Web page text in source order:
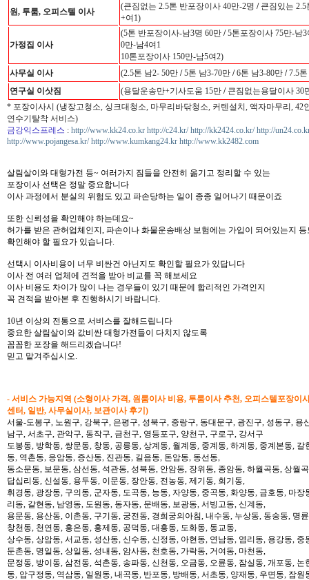
원, 투룸, 오피스텔 이사
(큰짐없는 2.5톤 반포장이사 40만-2명 /큰짐있는 2.5
+여1)
가정집 이사
(5톤 반포장이사-남3명 60만 /5톤포장이사 75만-남3
0만-남4여1
10톤포장이사 150만-남5여2)
사무실 이사
(2.5톤 남2- 50만 /5톤 남3-70만 /6톤 남3-80만 /7.5톤
연구실 이삿짐
(용달운송만+기사도움 15만 /큰짐없는용달이사 30
* 포장이사시 (냉장고청소, 싱크대청소, 마무리바닦청소, 커텐설치, 액자마무리,
연수기탈착 서비스)
금강익스프레스 : http://www.kk24.co.kr http://c24.kr/ http://kk2424.co.kr/ http://
http://www.pojangesa.kr/ http://www.kumkang24.kr http://www.kk2482.com
살림살이와 대형가전 등~ 여러가지 짐들을 안전히 옮기고 정리할 수 있는
포장이사 선택은 정말 중요합니다
이사 과정에서 분실의 위험도 있고 파손당하는 일이 종종 일어나기 때문이죠
또한 신뢰성을 확인해야 하는데요~
허가를 받은 관허업체인지, 파손이나 화물운송배상 보험에는 가입이 되어있는지 등
확인해야 할 필요가 있습니다.
선택시 이사비용이 너무 비싼건 아닌지도 확인할 필요가 있답니다
이사 전 여러 업체에 견적을 받아 비교를 꼭 해보세요
이사 비용도 차이가 많이 나는 경우들이 있기 때문에 합리적인 가격인지
꼭 견적을 받아본 후 진행하시기 바랍니다.
10년 이상의 전통으로 서비스를 잘해드립니다
중요한 살림살이와 값비싼 대형가전들이 다치지 않도록
꼼꼼한 포장을 해드리겠습니다!
믿고 맡겨주십시오.
- 서비스 가능지역 (소형이사 가격, 원룸이사 비용, 투룸이사 추천, 오피스텔포장이
센터, 일반, 사무실이사, 보관이사 후기)
서울-도봉구, 노원구, 강북구, 은평구, 성북구, 중랑구, 동대문구, 광진구, 성동구,
남구, 서초구, 관악구, 동작구, 금천구, 영등포구, 양천구, 구로구, 강서구
도봉동, 방학동, 쌍문동, 창동, 공릉동, 상계동, 월계동, 중계동, 하계동, 중계본동,
동, 역촌동, 응암동, 증산동, 진관동, 길음동, 돈암동, 동선동,
동소문동, 보문동, 삼선동, 석관동, 성북동, 안암동, 장위동, 종암동, 하월곡동, 상월
답십리동, 신설동, 용두동, 이문동, 장안동, 전농동, 제기동, 회기동,
휘경동, 광장동, 구의동, 군자동, 도곡동, 능동, 자양동, 중곡동, 화양동, 금호동, 마
리동, 갈현동, 남영동, 도원동, 동자동, 문배동, 보광동, 서빙고동, 신계동,
용문동, 용산동, 이촌동, 구기동, 궁전동, 경희궁의아침, 내수동, 누상동, 동숭동, 명
창천동, 천연동, 홍은동, 홍제동, 공덕동, 대흥동, 도화동, 동교동,
상수동, 상암동, 서교동, 성산동, 신수동, 신정동, 아현동, 연남동, 염리동, 용강동,
둔촌동, 명일동, 상일동, 성내동, 암사동, 천호동, 가락동, 거여동, 마천동,
문정동, 방이동, 삼전동, 석촌동, 송파동, 신천동, 오금동, 오륜동, 잠실동, 개포동,
동, 압구정동, 역삼동, 일원동, 내곡동, 반포동, 방배동, 서초동, 양재동, 우면동, 잠원